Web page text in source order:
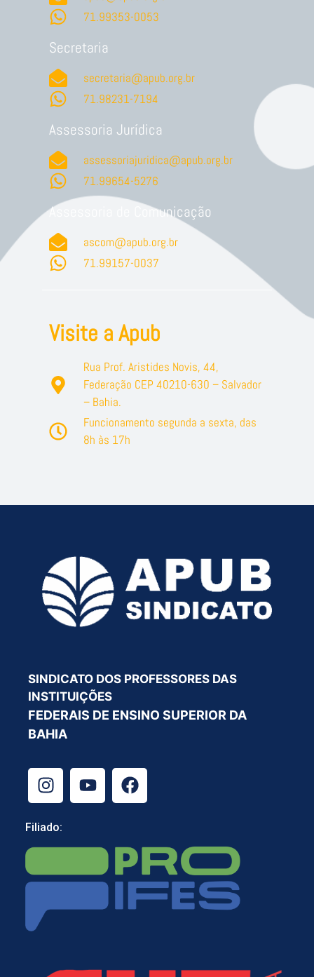
71.99353-0053
Secretaria
secretaria@apub.org.br
71.98231-7194
Assessoria Jurídica
assessoriajuridica@apub.org.br
71.99654-5276
Assessoria de Comunicação
ascom@apub.org.br
71.99157-0037
Visite a Apub
Rua Prof. Aristides Novis, 44,
Federação CEP 40210-630 – Salvador
– Bahia.
Funcionamento segunda a sexta, das
8h às 17h
SINDICATO DOS PROFESSORES DAS
INSTITUIÇÕES
FEDERAIS DE ENSINO SUPERIOR DA
BAHIA
Filiado: